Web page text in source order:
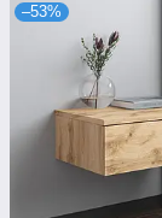
–53%